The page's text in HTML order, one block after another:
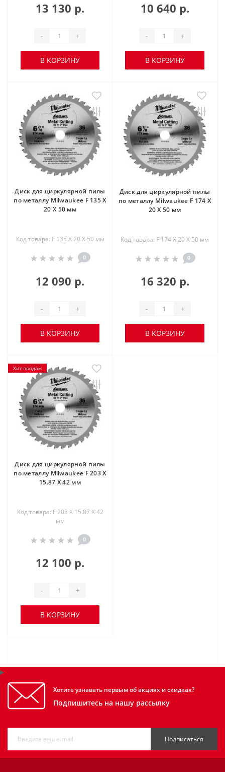
13 130 р.
- +
В КОРЗИНУ
10 640 р.
- +
В КОРЗИНУ
Диск для циркулярной пилы
по металлу Milwaukee F 135 X
20 X 50 мм
Код товара: F 135 X 20 X 50 мм
0
12 090 р.
- +
В КОРЗИНУ
Диск для циркулярной пилы
по металлу Milwaukee F 174 X
20 X 50 мм
Код товара: F 174 X 20 X 50 мм
0
16 320 р.
- +
В КОРЗИНУ
Хит продаж
Диск для циркулярной пилы
по металлу Milwaukee F 203 X
15.87 X 42 мм
Код товара: F 203 X 15.87 X 42
мм
0
12 100 р.
- +
В КОРЗИНУ
Хотите узнавать первым об акциях и скидках?
Подпишитесь на нашу рассылку
Подписаться